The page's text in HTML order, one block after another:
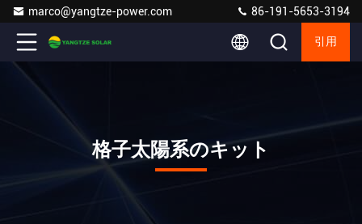
marco@yangtze-power.com 86-191-5653-3194
引用
格子太陽系のキット